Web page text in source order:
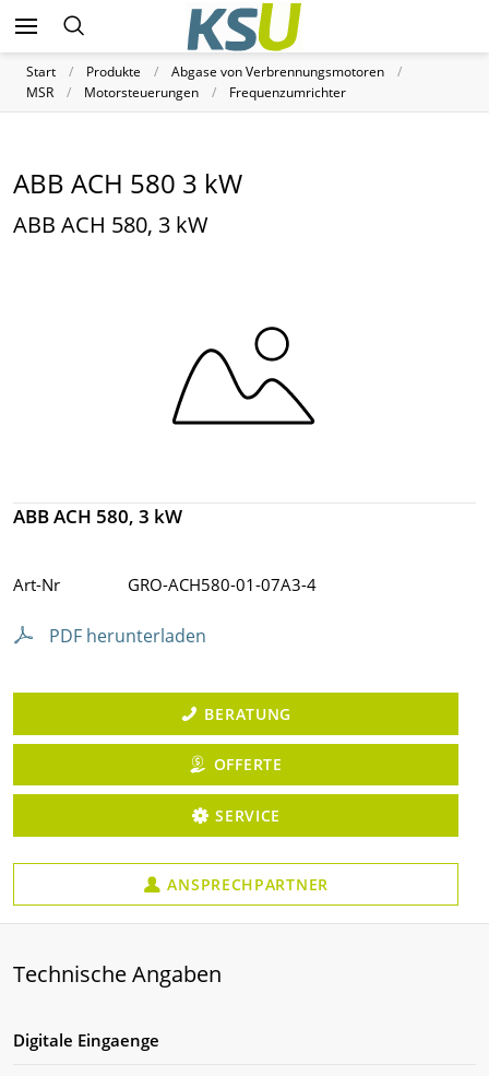
Start Produkte
Abgase von Verbrennungsmotoren
MSR
Motorsteuerungen Frequenzumrichter
ABB ACH 580 3 kW
ABB ACH 580, 3 kW
ABB ACH 580, 3 kW
PDF herunterladen
BERATUNG
OFFERTE
SERVICE
ANSPRECHPARTNER
Art-Nr GRO-ACH580-01-07A3-4
Technische Angaben
Digitale Eingaenge